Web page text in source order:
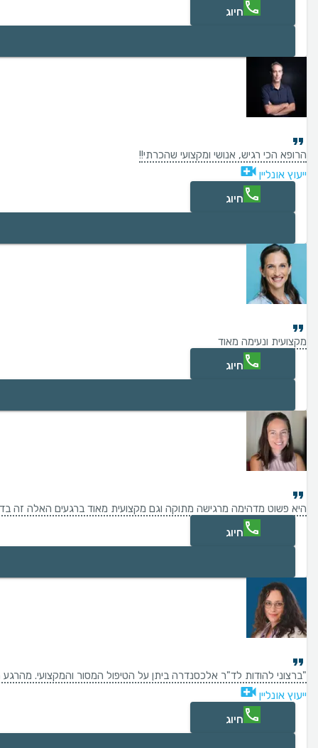
חיוג
הרופא הכי רגיש, אנושי ומקצועי שהכרתי!!
ייעוץ אונליין
חיוג
מקצועית ונעימה מאוד
חיוג
היא פשוט מדהימה מרגישה מתוקה וגם מקצועית מאוד ברגעים האלה זה
חיוג
"ברצוני להודות לד"ר אלכסנדרה ביתן על הטיפול המסור והמקצועי.
ייעוץ אונליין
חיוג